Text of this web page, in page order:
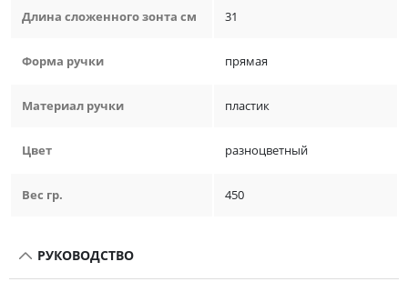
Длина сложенного зонта см 31
Форма ручки прямая
Материал ручки пластик
Цвет разноцветный
Вес гр. 450
РУКОВОДСТВО